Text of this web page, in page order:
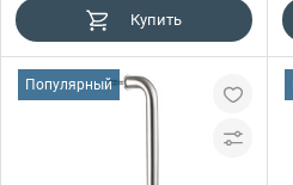
Купить
Популярный